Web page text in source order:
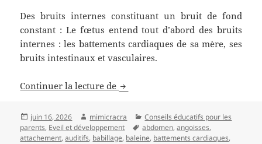
Des bruits internes constituant un bruit de fond
constant : Le fœtus entend tout d’abord des bruits
internes : les battements cardiaques de sa mère, ses
bruits intestinaux et vasculaires.
Continuer la lecture de La musique éveille les sens
Publié
le
juin 16, 2026 Auteur
mimicracra Catégories
Conseils éducatifs pour les
parents, Eveil et développement
Mots-
clés
abdomen,angoisses,
attachement,auditifs, babillage, baleine, battements cardiaques,